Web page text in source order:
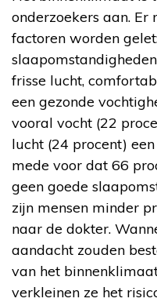
onderzoekers aan.
factoren worden
frisse lucht,
een gezonde
vooral vocht (22
lucht (24 procent)
mede voor dat 66
geen goede
zijn mensen minder
naar de dokter.
aandacht zouden
van het
verkleinen ze het